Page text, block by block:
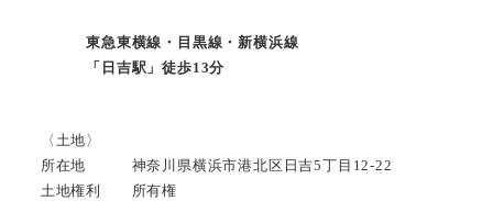
東急東横線・目黒線・新横浜線
「日吉駅」徒歩13分
〈土地〉
所在地 神奈川県横浜市港北区日吉5丁目12-22
土地権利 所有権